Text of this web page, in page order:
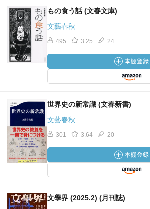
もの食う話 (文春文庫)
文藝春秋
495 3.25 24
世界史の新常識 (文春新書)
文藝春秋
301 3.64 20
文學界 (2025.2) (月刊誌)